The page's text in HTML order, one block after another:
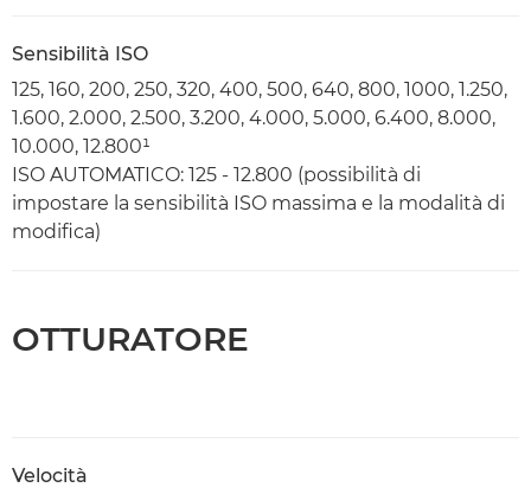
Sensibilità ISO
125, 160, 200, 250, 320, 400, 500, 640, 800, 1000, 1.250,
1.600, 2.000, 2.500, 3.200, 4.000, 5.000, 6.400, 8.000,
10.000, 12.800¹
ISO AUTOMATICO: 125 - 12.800 (possibilità di
impostare la sensibilità ISO massima e la modalità di
modifica)
OTTURATORE
Velocità